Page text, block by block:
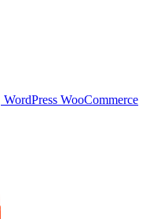
WordPress WooCommerce